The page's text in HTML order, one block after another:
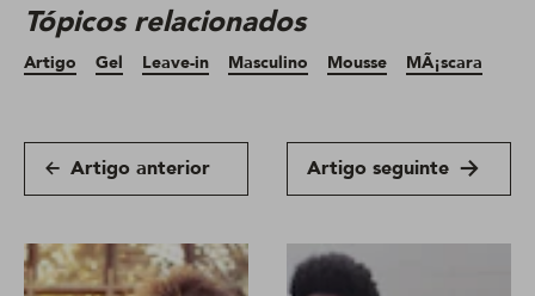
Tópicos relacionados
Artigo Gel Leave-in Masculino Mousse MÃ¡scara
Artigo anterior Artigo seguinte